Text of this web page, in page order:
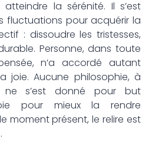
atteindre la sérénité. Il s’est
fluctuations pour acquérir la
: dissoudre les tristesses,
Personne, dans toute
n’a accordé autant
joie. Aucune philosophie, à
s’est donné pour but
pour mieux la rendre
moment présent, le relire est